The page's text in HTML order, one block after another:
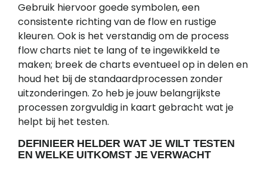
Gebruik hiervoor goede symbolen, een
consistente richting van de flow en rustige
kleuren. Ook is het verstandig om de process
flow charts niet te lang of te ingewikkeld te
maken; breek de charts eventueel op in delen en
houd het bij de standaardprocessen zonder
uitzonderingen. Zo heb je jouw belangrijkste
processen zorgvuldig in kaart gebracht wat je
helpt bij het testen.
DEFINIEER HELDER WAT JE WILT TESTEN
EN WELKE UITKOMST JE VERWACHT